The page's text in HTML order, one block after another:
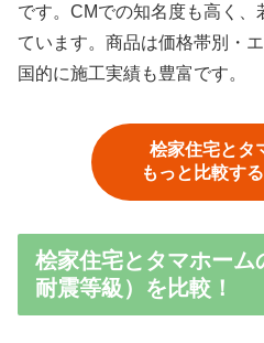
です。CMでの知名度も高く
ています。商品は価格帯別・
国的に施工実績も豊富です。
桧家住宅とタ
もっと比較す
桧家住宅とタマホーム
耐震等級）を比較！